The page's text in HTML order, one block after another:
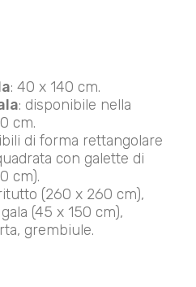
: 40 x 140 cm.
: disponibile nella
cm.
di forma rettangolare
con galette di
cm).
(260 x 260 cm),
(45 x 150 cm),
grembiule.